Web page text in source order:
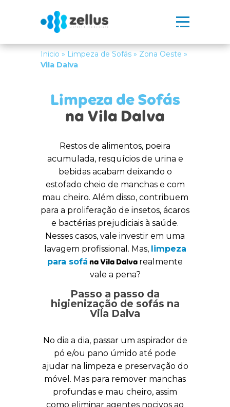
Inicio » Limpeza de Sofás » Zona Oeste »
Vila Dalva
Limpeza de Sofás
na Vila Dalva
Restos de alimentos, poeira
acumulada, resquícios de urina e
bebidas acabam deixando o
estofado cheio de manchas e com
mau cheiro. Além disso, contribuem
para a proliferação de insetos, ácaros
e bactérias prejudiciais à saúde.
Nesses casos, vale investir em uma
lavagem profissional. Mas, limpeza
para sofá na Vila Dalva realmente
vale a pena?
Passo a passo da
higienização de sofás na
Vila Dalva
No dia a dia, passar um aspirador de
pó e/ou pano úmido até pode
ajudar na limpeza e preservação do
móvel. Mas para remover manchas
profundas e mau cheiro, assim
como eliminar agentes nocivos ao